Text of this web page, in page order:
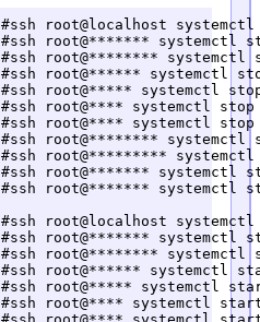
#ssh root@localhost
#ssh root@******* systemctl
#ssh root@******** systemctl
#ssh root@****** systemctl
#ssh root@***** systemctl
#ssh root@**** systemctl stop
#ssh root@**** systemctl stop
#ssh root@******** systemctl
#ssh root@********* systemctl
#ssh root@******* systemctl
#ssh root@******* systemctl
#ssh root@localhost
#ssh root@******* systemctl
#ssh root@********
#ssh root@****** systemctl
#ssh root@***** systemctl
#ssh root@**** systemctl